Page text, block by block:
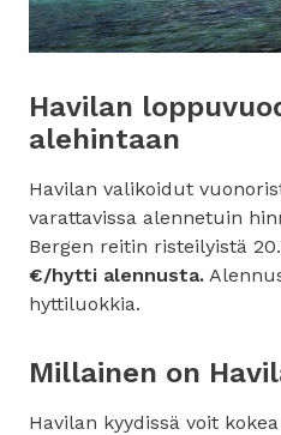
Havilan
alehintaan
Havilan valikoidut
varattavissa alennetuin
Bergen reitin risteilyistä
€/hytti alennusta.
hyttiluokkia.
Millainen on
Havilan kyydissä voit